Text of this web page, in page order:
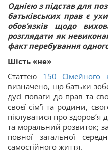
Однією з підстав для
батьківських прав є
обов’язків щодо
розглядати як
факт перебування
Шість «не»
Статтею 150 Сімейного
визначено, що батьки
дусі поваги до прав та
своєї сім’ї та родини,
піклуватися про
та моральний розвиток;
повної загальної
самостійного життя.